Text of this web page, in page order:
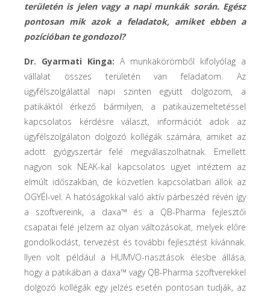
területén is jelen vagy a napi munkák során. Egész
pontosan mik azok a feladatok, amiket ebben a
pozícióban te gondozol?
Dr. Gyarmati Kinga: A munkakörömből kifolyólag a
vállalat összes területén van feladatom. Az
ügyfélszolgálattal napi szinten együtt dolgozom, a
patikáktól érkező bármilyen, a patikaüzemeltetéssel
kapcsolatos kérdésre választ, információt adok az
ügyfélszolgálaton dolgozó kollégák számára, amiket az
adott gyógyszertár felé megválaszolhatnak. Emellett
nagyon sok NEAK-kal kapcsolatos ügyet intéztem az
elmúlt időszakban, de közvetlen kapcsolatban állok az
OGYÉI-vel. A hatóságokkal való aktív párbeszéd révén így
a szoftvereink, a daxa™ és a QB-Pharma fejlesztői
csapatai felé jelzem az olyan változásokat, melyek előre
gondolkodást, tervezést és további fejlesztést kívánnak.
Ilyen volt például a HUMVO-riasztások élesbe állása,
hogy a patikában a daxa™ vagy QB-Pharma szoftverekkel
dolgozó kollégák egy jelzés esetén pontosan tudják, az